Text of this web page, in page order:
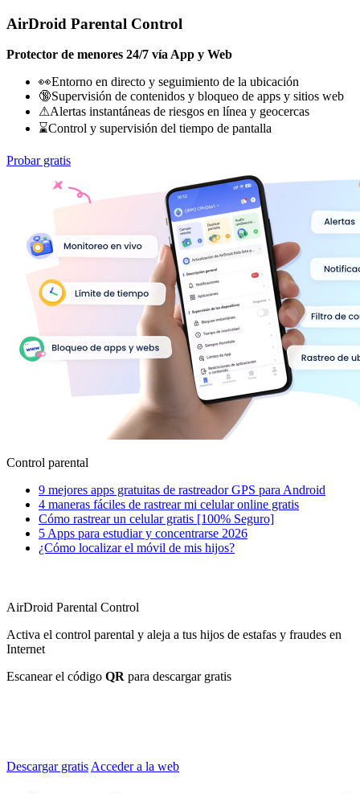
AirDroid Parental Control
Protector de menores 24/7 vía App y Web
👀Entorno en directo y seguimiento de la ubicación
🔞Supervisión de contenidos y bloqueo de apps y sitios web
⚠Alertas instantáneas de riesgos en línea y geocercas
⌛Control y supervisión del tiempo de pantalla
Probar gratis
Control parental
9 mejores apps gratuitas de rastreador GPS para Android
4 maneras fáciles de rastrear mi celular online gratis
Cómo rastrear un celular gratis [100% Seguro]
5 Apps para estudiar y concentrarse 2026
¿Cómo localizar el móvil de mis hijos?
AirDroid Parental Control
Activa el control parental y aleja a tus hijos de estafas y fraudes en
Internet
Escanear el código QR para descargar gratis
Descargar gratisAcceder a la web